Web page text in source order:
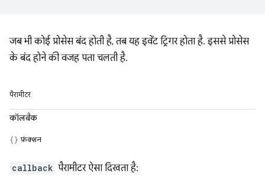
जब भी कोई प्रोसेस बंद होती है, तब यह इवेंट ट्रिगर होता है. इससे प्रोसेस
के बंद होने की वजह पता चलती है.
पैरामीटर
कॉलबैक
फ़ंक्शन
callback पैरामीटर ऐसा दिखता है: